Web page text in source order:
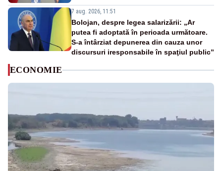
7 aug. 2026, 11:51
Bolojan, despre legea salarizării: „Ar
putea fi adoptată în perioada următoare.
S-a întârziat depunerea din cauza unor
discursuri iresponsabile în spaţiul public”
ECONOMIE